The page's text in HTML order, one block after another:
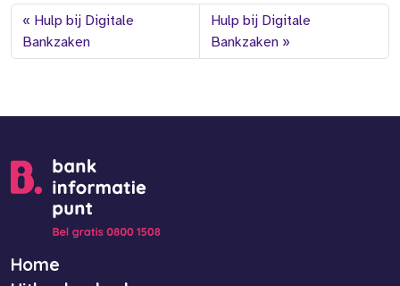
Hulp bij Digitale
Bankzaken
Hulp bij Digitale
Bankzaken
Home